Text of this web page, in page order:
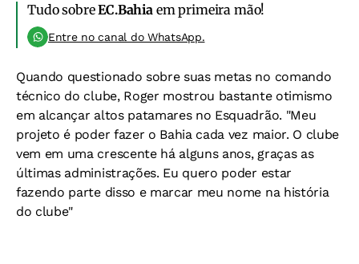
Tudo sobreEC.Bahia em primeira mão!
Entre no canal do WhatsApp.
Quando questionado sobre suas metas no comando
técnico do clube, Roger mostrou bastante otimismo
em alcançar altos patamares no Esquadrão. "Meu
projeto é poder fazer o Bahia cada vez maior. O clube
vem em uma crescente há alguns anos, graças as
últimas administrações. Eu quero poder estar
fazendo parte disso e marcar meu nome na história
do clube"